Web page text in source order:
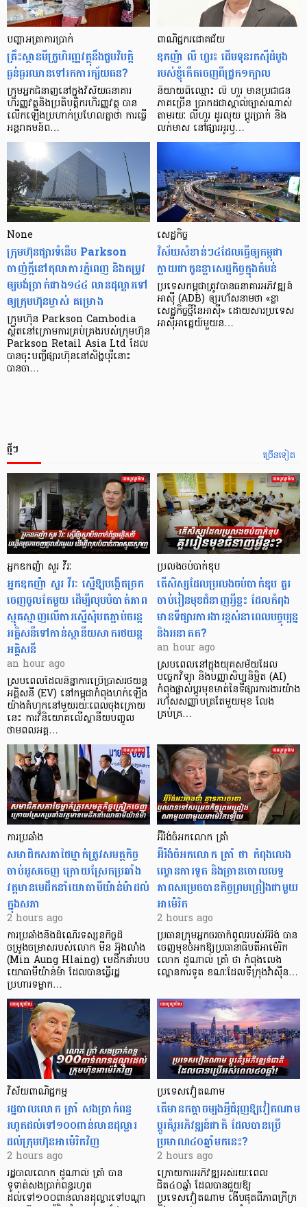
បញ្ហា​អត្រា​ការប្រាក់
គ្រឹះស្ថាន​មីក្រូ​ហិរញ្ញវត្ថុ​នឹង​ជួប​វិបត្តិ​
ធ្ងន់ធ្ងរ​ឈាន​ទៅ​រក​ការ​ក្ស័យធន?
ក្រុម​អ្នក​ជំនាញ​នៅ​ក្នុង​វិស័យ​ធនាគារ
ហិរញ្ញវត្ថុ​និង​ប្រតិបត្តិករ​ហិរញ្ញ​វត្ថុ បាន​​
លើក​ឡើង​ប្រហាក់​ប្រហែល​គ្នា​ថា ការ​ធ្វើ​
អន្តរាគមន៍​ព…
ពាណិជ្ជករជោគជ័យ
ឧកញ៉ា លី ហួរ៖ ដើមទុនរកស៊ីដំបូង
របស់ខ្ញុំកើតចេញពីជ្រូក១ក្បាល
និយាយ​ពី​ឈ្មោះ លី ហួរ មាន​ប្រជាជន​
ភាគ​ច្រើន ប្រាកដ​ជា​ស្គាល់​ច្បាស់​ណាស់
តាមរយៈ លីហួរ ដូរ​លុយ ប្តូរ​បា្រក់ និង​
លក់​មាស នៅ​ផ្សារ​អូរ​ឫ…
None
ក្រុមហ៊ុនផ្សារទំនើប Parkson
ចាញ់ក្ដីនៅតុលាការភ្នំពេញ និងតម្រូវ
ឲ្យបង់ប្រាក់ជាង១៤៤ លានដុល្លារទៅ
ឲ្យក្រុមហ៊ុនម្ចាស់ គម្រោង
ក្រុមហ៊ុន Parkson Cambodia
ស្ថិតនៅក្រោមការគ្រប់គ្រងរបស់ក្រុមហ៊ុន
Parkson Retail Asia Ltd ដែល
បានចុះបញ្ចីផ្សារហ៊ុននៅសិង្ហបុរីនោះ
បានចា…
សេដ្ឋកិច្ច​
វិស័យ​សំខាន់ៗ​៤​ដែល​ធ្វើ​ឲ្យ​កម្ពុជា​
ក្លាយ​ជា​កូន​ខ្លា​សេដ្ឋកិច្ច​ក្នុង​តំបន់
ប្រទេស​កម្ពុជា​ត្រូវ​បាន​ធនាគារ​អភិវឌ្ឍន៍​
អាស៊ី (ADB) ឲ្យ​រហ័ស​នាមថា «ខ្លា​
សេដ្ឋកិច្ច​ថ្មី​នៃ​អាស៊ី» ដោយសារ​ប្រទេស​
អាស៊ី​អាគ្នេយ៍​មួយ​ន…
ច្រើនទៀត
ថ្មីៗ
អ្នកឧកញ៉ា សួរ វីរៈ
អ្នកឧកញ៉ា សួរ វីរៈ ស្នើឱ្យបង្កើតច្រក
ចេញចូលតែមួយ ដើម្បីលុបបំបាត់ភាព
ស្មុគស្មាញលើការស្នើសុំបតភ្ជាប់ចរន្ត
អគ្គិសនីទៅកាន់ស្ថានីយសាករថយន្ត
អគ្គិសនី
an hour ago
ស្របពេលដែលនិន្នាការប្រើប្រាស់រថយន្ត
អគ្គិសនី (EV) នៅកម្ពុជាកំពុងហក់ឡើង
យ៉ាងគំហុកនៅមួយរយៈពេលចុងក្រោយ
នេះ ការវិនិយោគលើស្ថានីយបញ្ចូល
ថាមពលអគ្គ…
ប្រលងចប់បាក់ឌុប
តើសិស្សដែលប្រលងចប់បាក់ឌុប គួរ
ចាប់រៀនមុខជំនាញអ្វីខ្លះ ដែលកំពុង
មានទីផ្សារការងារខ្ពស់នាពេលបច្ចុប្បន្ន
និងអនាគត?
an hour ago
ស្របពេលនៅក្នុងយុគសម័យដែល
បច្ចេកវិទ្យា និងបញ្ញាសិប្បនិម្មិត (AI)
កំពុងផ្លាស់ប្តូរមុខមាត់នៃទីផ្សារការងារយ៉ាង
រហ័សសញ្ញាបត្រតែមួយមុខ លែង
គ្រប់គ្រ…
ការប្រឆាំង
សមាជិកសភាថៃម្នាក់ត្រូវសមត្ថកិច្ច
ចាប់អូសចេញ ក្រោយស្រែកប្រឆាំង
វត្តមានមេដឹកនាំយោធាមីយ៉ាន់ម៉ាដល់
ក្នុងសភា
2 hours ago
ការប្រឆាំងនឹងដំណើរទស្សនកិច្ចដ៏
ចម្រូងចម្រាសរបស់លោក មីន អ៊ុងលាំង
(Min Aung Hlaing) មេដឹកនាំរបប
យោធាមីយ៉ាន់ម៉ា ដែលបានធ្វើរដ្ឋ
ប្រហារទម្លាក…
អ៊ីរ៉ង់ចំអកលោក ត្រាំ
អ៊ីរ៉ង់ចំអកលោក ត្រាំ ថា កំពុងលេង
ល្ខោនការទូត និងច្រានចោលលទ្ធ
ភាពសម្រេចបានកិច្ចព្រមព្រៀងជាមួយ
អាម៉េរិក
2 hours ago
ប្រធានក្រុមអ្នកចរចាកំពូលរបស់អ៊ីរ៉ង់ បាន
ចេញមុខចំអកឱ្យប្រធានាធិបតីអាម៉េរិក
លោក ដូណាល់ ត្រាំ ថា កំពុងលេង
ល្ខោនការទូត ខណៈដែលទីក្រុងវ៉ាស៊ីន…
វិស័យ​ពាណិជ្ជកម្ម
រដ្ឋបាលលោក ត្រាំ សងប្រាក់ពន្ធ
រហូតដល់ទៅ១០០ពាន់លានដុល្លារ
ដល់ក្រុមហ៊ុនអាម៉េរិកវិញ
2 hours ago
រដ្ឋបាលលោក ដូណាល់ ត្រាំ បាន​
ទូទាត់សងប្រាក់ពន្ធរហូត
ដល់ទៅ១០០ពាន់លានដុល្លារទៅបណ្ដា
ប្រទេសវៀតណាម
តើមានកត្តាចម្បងអ្វីជំរុញឱ្យវៀតណាម
ប្តូរគំរូអភិវឌ្ឍន៍ជាតិ ដែលបានប្រើ
ប្រមាណ៤០ឆ្នាំមកនេះ?
2 hours ago
ក្រោយការអភិវឌ្ឍអស់រយៈពេល
ជិត៤០ឆ្នាំ ដែលបានជួយឱ្យ​
ប្រទេសវៀតណាម ងើប​ផុតពីភាពក្រីក្រ